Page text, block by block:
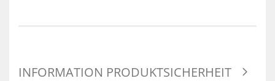
INFORMATION PRODUKTSICHERHEIT